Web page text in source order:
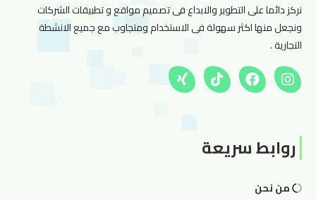
نركز دائما على التطوير والابداع فى تصميم مواقع و تطبيقات الشركات
ونجعل منها اكثر سهولة فى الاستخدام ومتجاوب مع جميع الانشطة
التجارية .
روابط سريعة
من نحن